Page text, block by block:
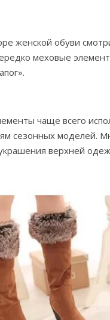
женской обуви
меховые
чаще всего
сезонных моделей.
верхней